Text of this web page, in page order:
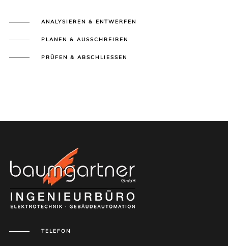
ANALYSIEREN & ENTWERFEN
PLANEN & AUSSCHREIBEN
PRÜFEN & ABSCHLIESSEN
TELEFON